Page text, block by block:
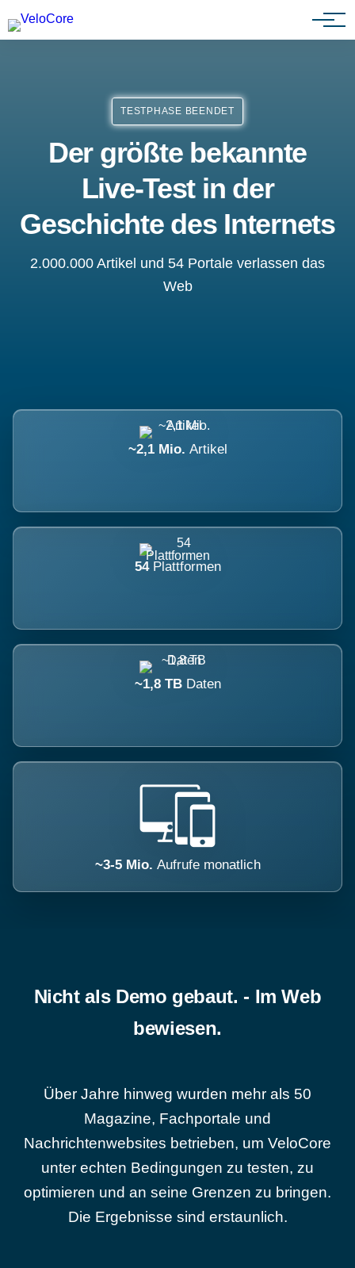
Partnerprogramm
TESTPHASE BEENDET
Der größte bekannte
Live-Test in der
Geschichte des Internets
2.000.000 Artikel und 54 Portale verlassen das
Web
~2,1 Mio. Artikel
54 Plattformen
~1,8 TB Daten
~3-5 Mio. Aufrufe monatlich
Nicht als Demo gebaut. - Im Web
bewiesen.
Über Jahre hinweg wurden mehr als 50
Magazine, Fachportale und
Nachrichtenwebsites betrieben, um VeloCore
unter echten Bedingungen zu testen, zu
optimieren und an seine Grenzen zu bringen.
Die Ergebnisse sind erstaunlich.